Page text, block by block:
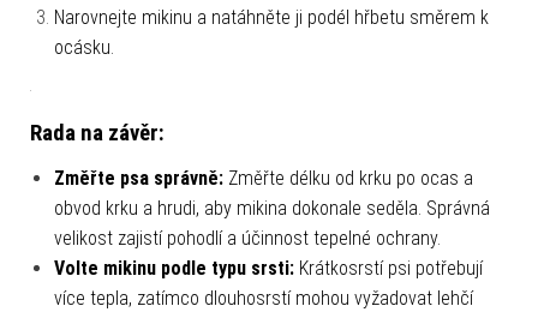
Narovnejte mikinu a natáhněte ji podél hřbetu směrem k
ocásku.
Rada na závěr:
Změřte psa správně: Změřte délku od krku po ocas a
obvod krku a hrudi, aby mikina dokonale seděla. Správná
velikost zajistí pohodlí a účinnost tepelné ochrany.
Volte mikinu podle typu srsti: Krátkosrstí psi potřebují
více tepla, zatímco dlouhosrstí mohou vyžadovat lehčí